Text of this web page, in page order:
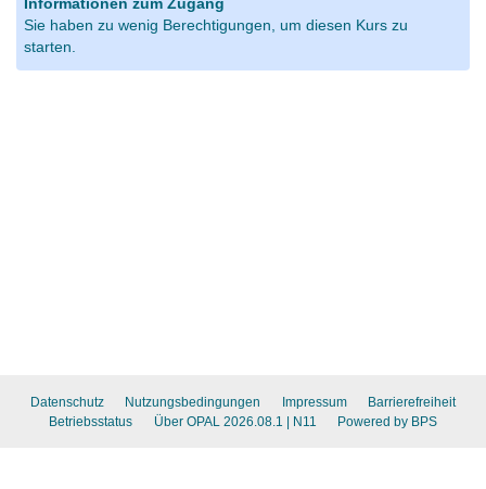
Informationen zum Zugang
Sie haben zu wenig Berechtigungen, um diesen Kurs zu
starten.
Datenschutz Nutzungsbedingungen Impressum
Barrierefreiheit
Betriebsstatus
Über OPAL 2026.08.1 | N11 Powered by BPS